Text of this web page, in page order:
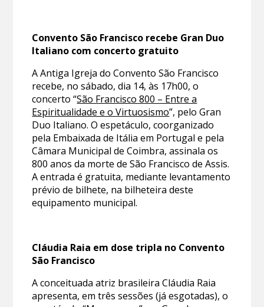
Convento São Francisco recebe Gran Duo
Italiano com concerto gratuito
A Antiga Igreja do Convento São Francisco
recebe, no sábado, dia 14, às 17h00, o
concerto “São Francisco 800 – Entre a
Espiritualidade e o Virtuosismo”, pelo Gran
Duo Italiano. O espetáculo, coorganizado
pela Embaixada de Itália em Portugal e pela
Câmara Municipal de Coimbra, assinala os
800 anos da morte de São Francisco de Assis.
A entrada é gratuita, mediante levantamento
prévio de bilhete, na bilheteira deste
equipamento municipal.
Cláudia Raia em dose tripla no Convento
São Francisco
A conceituada atriz brasileira Cláudia Raia
apresenta, em três sessões (já esgotadas), o